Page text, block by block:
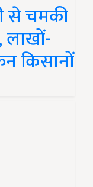
से चमकी
किसानों